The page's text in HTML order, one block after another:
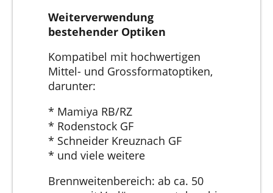
Weiterverwendung
bestehender Optiken
Kompatibel mit hochwertigen
Mittel- und Grossformatoptiken,
darunter:
* Mamiya RB/RZ
* Rodenstock GF
* Schneider Kreuznach GF
* und viele weitere
Brennweitenbereich: ab ca. 50